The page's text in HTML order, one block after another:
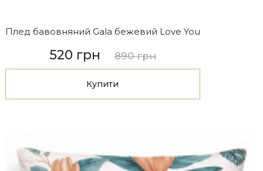
Плед бавовняний Gala бежевий Love You
520 грн 890 грн
Купити